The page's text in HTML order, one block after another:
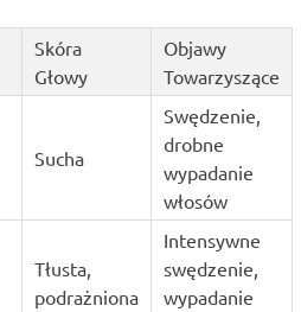
Skóra
Głowy
Objawy
Towarzyszące
Sucha
Swędzenie,
drobne
wypadanie
włosów
Tłusta,
podrażniona
Intensywne
swędzenie,
wypadanie